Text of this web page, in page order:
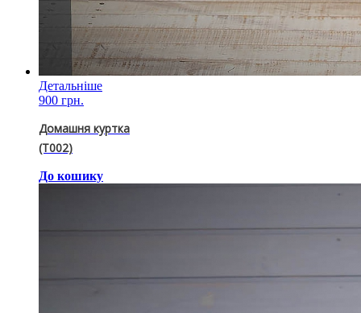
Детальніше
900 грн.
Домашня куртка
(T002)
До кошику